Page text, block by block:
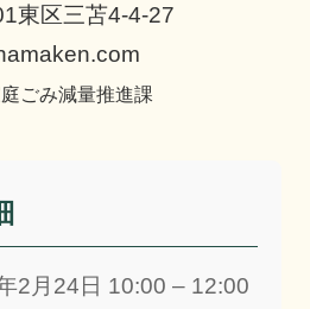
東区三苫4-4-27
ごみ減量推進課
2月24日 10:00 – 12:00